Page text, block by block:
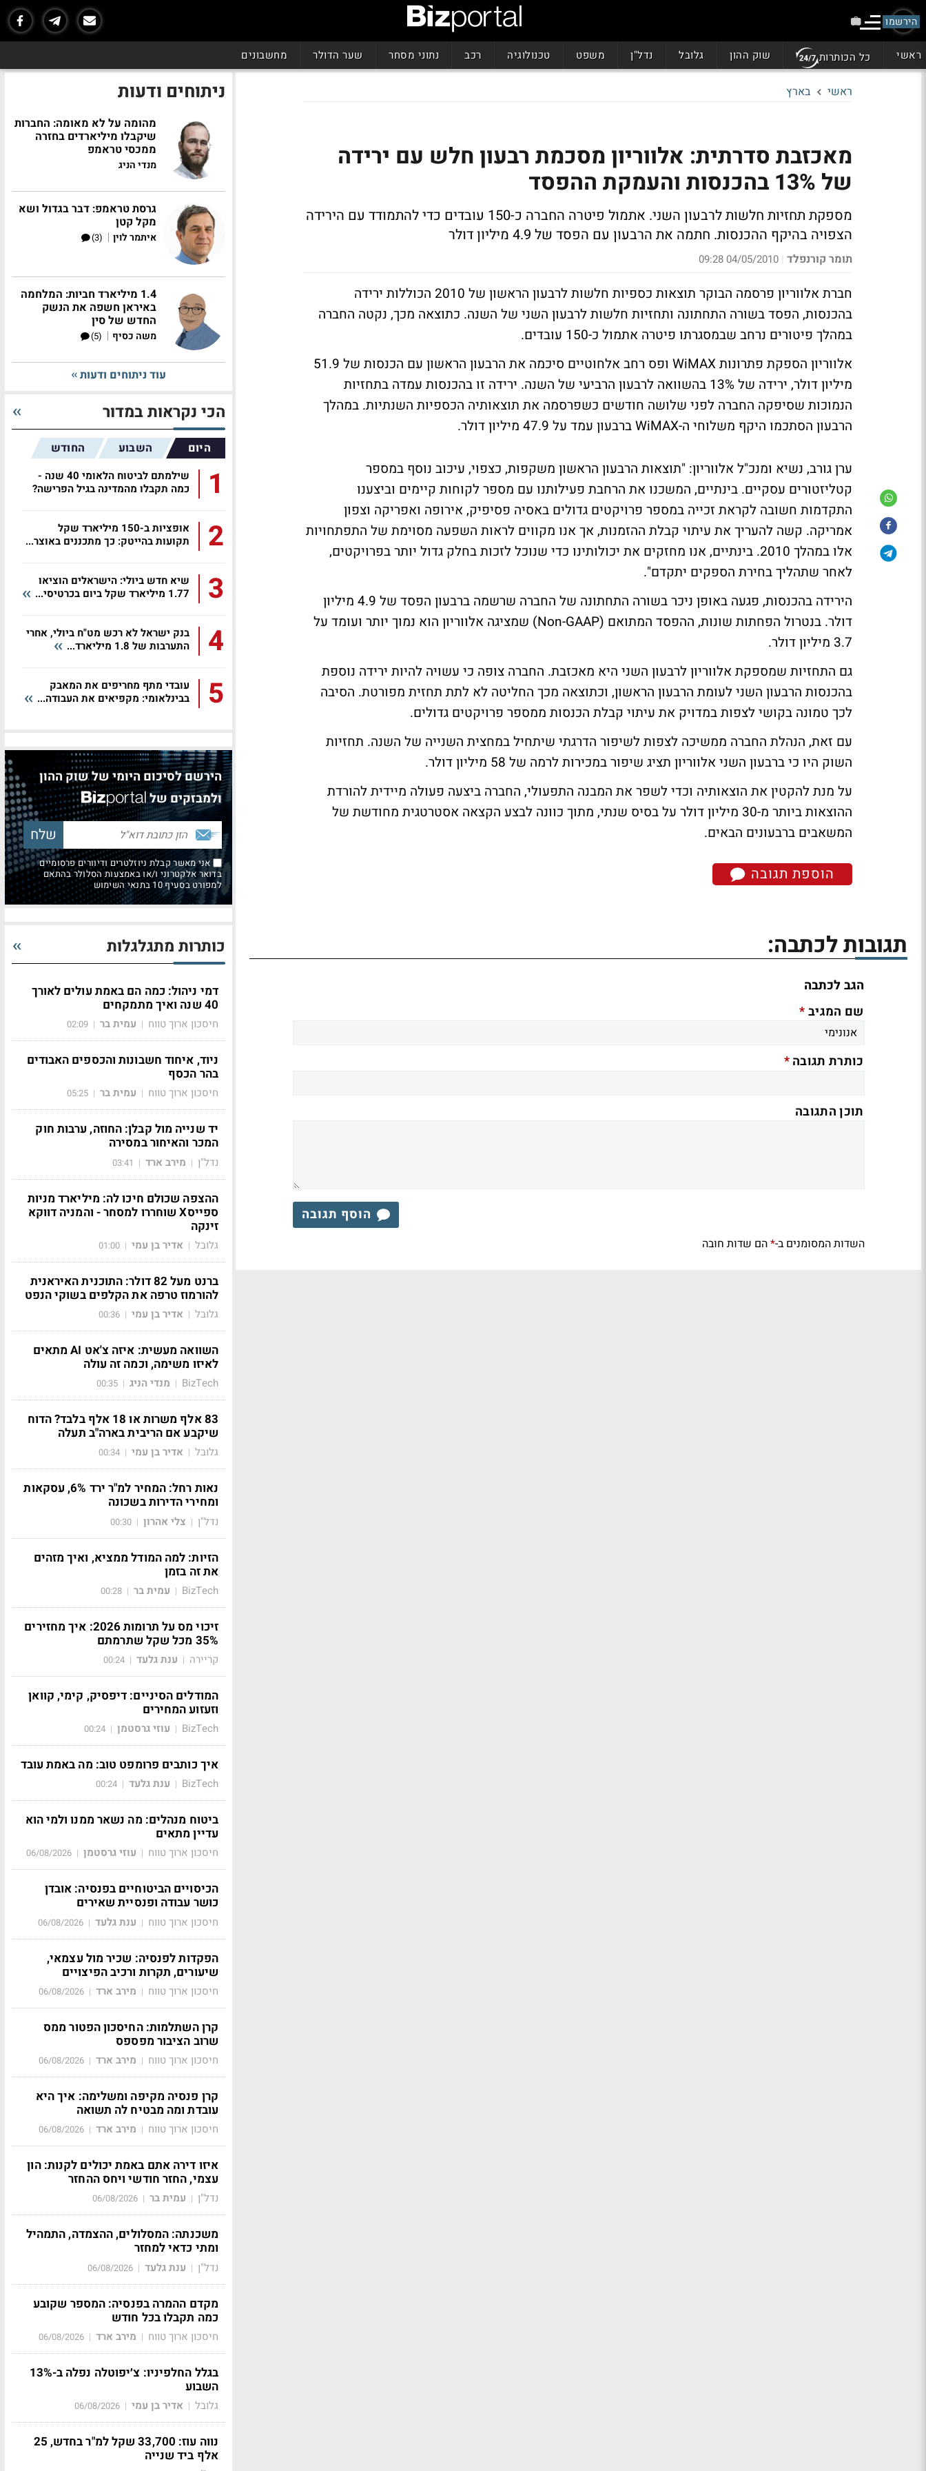
הירשמו
ראשי כל הכותרות שוק ההון גלובל נדל"ן משפט טכנולוגיה רכב נתוני מסחר שער הדולר מחשבונים
ראשי בארץ
מאכזבת סדרתית: אלווריון מסכמת רבעון חלש עם ירידה
של 13% בהכנסות והעמקת ההפסד
מספקת תחזיות חלשות לרבעון השני. אתמול פיטרה החברה כ-150 עובדים כדי להתמודד עם הירידה
הצפויה בהיקף ההכנסות. חתמה את הרבעון עם הפסד של 4.9 מיליון דולר
תומר קורנפלד |
04/05/2010 09:28
חברת אלווריון פרסמה הבוקר תוצאות כספיות חלשות לרבעון הראשון של 2010 הכוללות ירידה
בהכנסות, הפסד בשורה התחתונה ותחזיות חלשות לרבעון השני של השנה. כתוצאה מכך, נקטה החברה
במהלך פיטורים נרחב שבמסגרתו פיטרה אתמול כ-150 עובדים.
אלווריון הספקת פתרונות WiMAX ופס רחב אלחוטיים סיכמה את הרבעון הראשון עם הכנסות של 51.9
מיליון דולר, ירידה של 13% בהשוואה לרבעון הרביעי של השנה. ירידה זו בהכנסות עמדה בתחזיות
הנמוכות שסיפקה החברה לפני שלושה חודשים כשפרסמה את תוצאותיה הכספיות השנתיות. במהלך
הרבעון הסתכמו היקף משלוחי ה-WiMAX ברבעון עמד על 47.9 מיליון דולר.
ערן גורב, נשיא ומנכ"ל אלווריון: "תוצאות הרבעון הראשון משקפות, כצפוי, עיכוב נוסף במספר
קטליזטורים עסקיים. בינתיים, המשכנו את הרחבת פעילותנו עם מספר לקוחות קיימים וביצענו
התקדמות חשובה לקראת זכייה במספר פרויקטים גדולים באסיה פסיפיק, אירופה ואפריקה וצפון
אמריקה. קשה להעריך את עיתוי קבלת ההזמנות, אך אנו מקווים לראות השפעה מסוימת של התפתחויות
אלו במהלך 2010. בינתיים, אנו מחזקים את יכולותינו כדי שנוכל לזכות בחלק גדול יותר בפרויקטים,
לאחר שתהליך בחירת הספקים יתקדם".
הירידה בהכנסות, פגעה באופן ניכר בשורה התחתונה של החברה שרשמה ברבעון הפסד של 4.9 מיליון
דולר. בנטרול הפחתות שונות, ההפסד המתואם (Non-GAAP) שמציגה אלווריון הוא נמוך יותר ועומד על
3.7 מיליון דולר.
גם התחזיות שמספקת אלווריון לרבעון השני היא מאכזבת. החברה צופה כי עשויה להיות ירידה נוספת
בהכנסות הרבעון השני לעומת הרבעון הראשון, וכתוצאה מכך החליטה לא לתת תחזית מפורטת. הסיבה
לכך טמונה בקושי לצפות במדויק את עיתוי קבלת הכנסות ממספר פרויקטים גדולים.
עם זאת, הנהלת החברה ממשיכה לצפות לשיפור הדרגתי שיתחיל במחצית השנייה של השנה. תחזיות
השוק היו כי ברבעון השני אלווריון תציג שיפור במכירות לרמה של 58 מיליון דולר.
על מנת להקטין את הוצאותיה וכדי לשפר את המבנה התפעולי, החברה ביצעה פעולה מיידית להורדת
ההוצאות ביותר מ-30 מיליון דולר על בסיס שנתי, מתוך כוונה לבצע הקצאה אסטרטגית מחודשת של
המשאבים ברבעונים הבאים.
הוספת תגובה
תגובות לכתבה:
הגב לכתבה
שם המגיב*
כותרת תגובה*
תוכן התגובה
הוסף תגובה
השדות המסומנים ב-*הם שדות חובה
ניתוחים ודעות
מהומה על לא מאומה: החברות
שיקבלו מיליארדים בחזרה
ממכסי טראמפ
מנדי הניג
גרסת טראמפ: דבר בגדול ושא
מקל קטן
איתמר לוין |
(3)
1.4 מיליארד חביות: המלחמה
באיראן חשפה את הנשק
החדש של סין
משה כסיף |
(5)
עוד ניתוחים ודעות
הכי נקראות במדור
היום השבוע החודש
1
שילמתם לביטוח הלאומי 40 שנה -
כמה תקבלו מהמדינה בגיל הפרישה?
2
אופציות ב-150 מיליארד שקל
תקועות בהייטק: כך מתכננים באוצר...
3
שיא חדש ביולי: הישראלים הוציאו
1.77 מיליארד שקל ביום בכרטיסי...
4
בנק ישראל לא רכש מט"ח ביולי, אחרי
התערבות של 1.8 מיליארד...
5
עובדי מתף מחריפים את המאבק
בבינלאומי: מקפיאים את העבודה...
הירשם לסיכום היומי של שוק ההון
ולמבזקים של
אני מאשר קבלת ניוזלטרים ודיוורים פרסומיים
בדואר אלקטרוני ו/או באמצעות הסלולר בהתאם
למפורט בסעיף 10 בתנאי השימוש
כותרות מתגלגלות
דמי ניהול: כמה הם באמת עולים לאורך
40 שנה ואיך מתמקחים
חיסכון ארוך טווח | עמית בר |
02:09
ניוד, איחוד חשבונות והכספים האבודים
בהר הכסף
חיסכון ארוך טווח | עמית בר |
05:25
יד שנייה מול קבלן: החוזה, ערבות חוק
המכר והאיחור במסירה
נדל"ן | מירב ארד |
03:41
ההצפה שכולם חיכו לה: מיליארד מניות
ספייסX שוחררו למסחר - והמניה דווקא
זינקה
גלובל | אדיר בן עמי |
01:00
ברנט מעל 82 דולר: התוכנית האיראנית
להורמוז טרפה את הקלפים בשוקי הנפט
גלובל | אדיר בן עמי |
00:36
השוואה מעשית: איזה צ'אט AI מתאים
לאיזו משימה, וכמה זה עולה
BizTech
| מנדי הניג |
00:35
83 אלף משרות או 18 אלף בלבד? הדוח
שיקבע אם הריבית בארה"ב תעלה
גלובל | אדיר בן עמי |
00:34
נאות רחל: המחיר למ"ר ירד 6%, עסקאות
ומחירי הדירות בשכונה
נדל"ן | צלי אהרון |
00:30
הזיות: למה המודל ממציא, ואיך מזהים
את זה בזמן
BizTech
| עמית בר |
00:28
זיכוי מס על תרומות 2026: איך מחזירים
35% מכל שקל שתרמתם
קריירה | ענת גלעד |
00:24
המודלים הסיניים: דיפסיק, קימי, קוואן
וזעזוע המחירים
BizTech
| עוזי גרסטמן |
00:24
איך כותבים פרומפט טוב: מה באמת עובד
BizTech
| ענת גלעד |
00:24
ביטוח מנהלים: מה נשאר ממנו ולמי הוא
עדיין מתאים
חיסכון ארוך טווח | עוזי גרסטמן |
06/08/2026
הכיסויים הביטוחיים בפנסיה: אובדן
כושר עבודה ופנסיית שאירים
חיסכון ארוך טווח | ענת גלעד |
06/08/2026
הפקדות לפנסיה: שכיר מול עצמאי,
שיעורים, תקרות ורכיב הפיצויים
חיסכון ארוך טווח | מירב ארד |
06/08/2026
קרן השתלמות: החיסכון הפטור ממס
שרוב הציבור מפספס
חיסכון ארוך טווח | מירב ארד |
06/08/2026
קרן פנסיה מקיפה ומשלימה: איך היא
עובדת ומה מבטיח לה תשואה
חיסכון ארוך טווח | מירב ארד |
06/08/2026
איזו דירה אתם באמת יכולים לקנות: הון
עצמי, החזר חודשי ויחס ההחזר
נדל"ן | עמית בר |
06/08/2026
משכנתה: המסלולים, ההצמדה, התמהיל
ומתי כדאי למחזר
נדל"ן | ענת גלעד |
06/08/2026
מקדם ההמרה בפנסיה: המספר שקובע
כמה תקבלו בכל חודש
חיסכון ארוך טווח | מירב ארד |
06/08/2026
בגלל החלפיניו: צ׳יפוטלה נפלה ב-13%
השבוע
גלובל | אדיר בן עמי |
06/08/2026
נווה עוז: 33,700 שקל למ"ר בחדש, 25
אלף ביד שנייה